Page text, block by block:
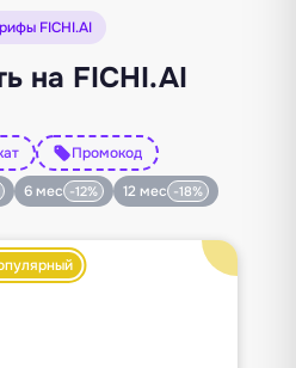
FICHI.AI
на FICHI.AI
6 мес -12% 12 мес -18%
Промокод